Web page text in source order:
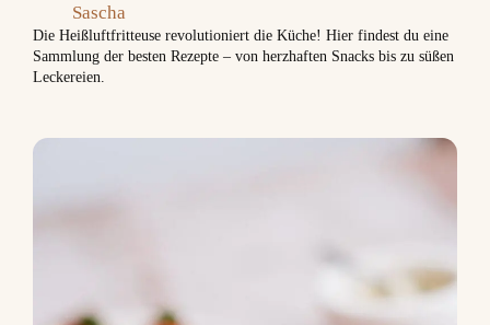
Sascha
Die Heißluftfritteuse revolutioniert die Küche! Hier findest du eine
Sammlung der besten Rezepte – von herzhaften Snacks bis zu süßen
Leckereien.